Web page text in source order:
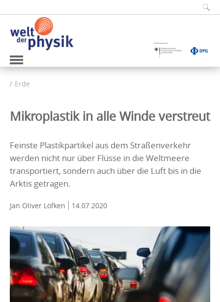
Erde
Mikroplastik in alle Winde verstreut
Feinste Plastikpartikel aus dem Straßenverkehr
werden nicht nur über Flüsse in die Weltmeere
transportiert, sondern auch über die Luft bis in die
Arktis getragen.
Jan Oliver Löfken 14.07.2020